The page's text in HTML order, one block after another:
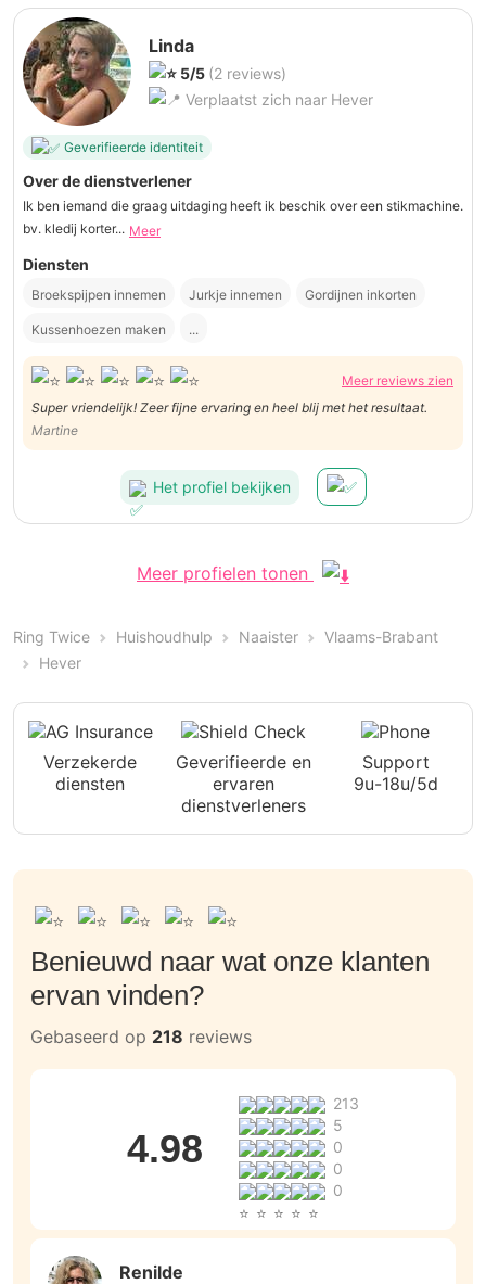
Linda
5/5 (2 reviews)
Verplaatst zich naar Hever
Geverifieerde identiteit
Over de dienstverlener
Ik ben iemand die graag uitdaging heeft ik beschik over een stikmachine.
bv. kledij korter... Meer
Diensten
Broekspijpen innemen Jurkje innemen Gordijnen inkorten
Kussenhoezen maken ...
Meer reviews zien
Super vriendelijk! Zeer fijne ervaring en heel blij met het resultaat.
Martine
Het profiel bekijken
Meer profielen tonen
Ring Twice Huishoudhulp Naaister
Vlaams-Brabant
Hever
Verzekerde
diensten
Geverifieerde en
ervaren
dienstverleners
Support
9u-18u/5d
Benieuwd naar wat onze klanten
ervan vinden?
Gebaseerd op 218 reviews
4.98
213
5
0
0
0
Renilde